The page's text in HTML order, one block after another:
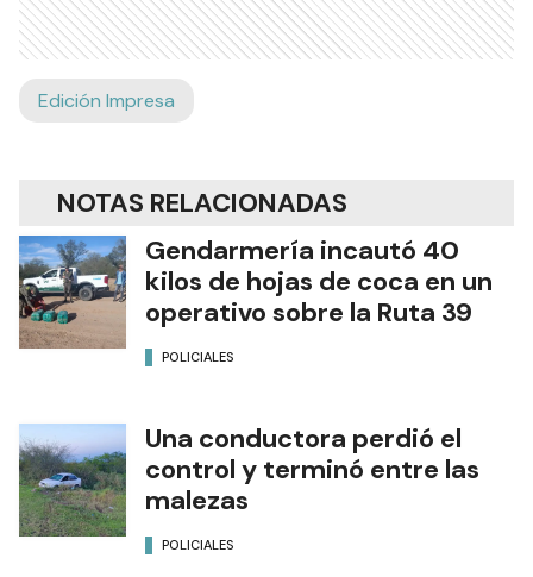
Edición Impresa
NOTAS RELACIONADAS
Gendarmería incautó 40
kilos de hojas de coca en un
operativo sobre la Ruta 39
POLICIALES
Una conductora perdió el
control y terminó entre las
malezas
POLICIALES